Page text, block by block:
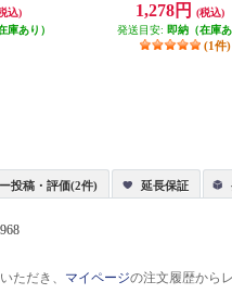
込)
庫あり）
1,278円
(税込)
発送目安: 即納（在庫あ
(1件)
投稿・評価(2件) 延長保証
ただき、 マイページの注文履歴から